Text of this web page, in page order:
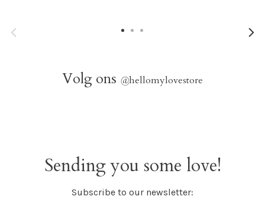
Volg ons @hellomylovestore
Sending you some love!
Subscribe to our newsletter: